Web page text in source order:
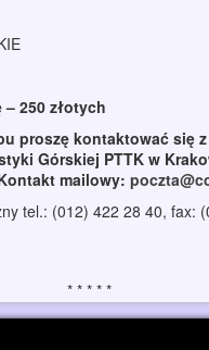
– 250 złotych
proszę kontaktować się
Górskiej PTTK w
mailowy:
tel.: (012) 422 28 40, fax: